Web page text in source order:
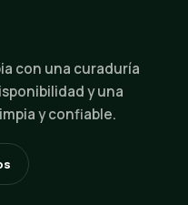
con una curaduría
y una
y confiable.